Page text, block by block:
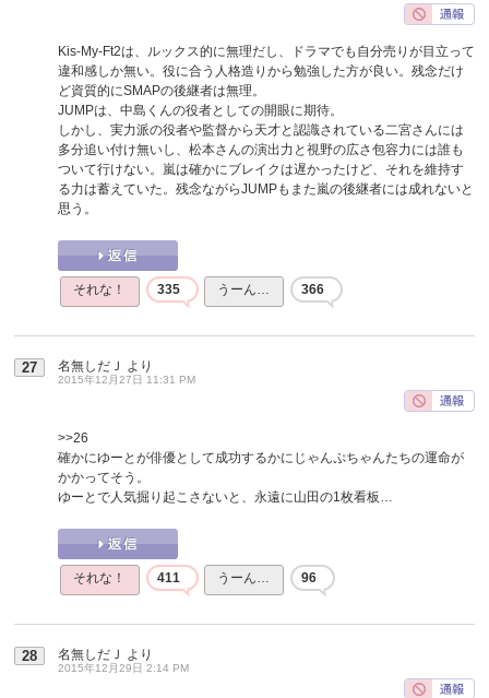
Kis-My-Ft2は、ルックス的に無理だし、ドラマでも自分売りが目立って
違和感しか無い。役に合う人格造りから勉強した方が良い。残念だけ
ど資質的にSMAPの後継者は無理。
JUMPは、中島くんの役者としての開眼に期待。
しかし、実力派の役者や監督から天才と認識されている二宮さんには
多分追い付け無いし、松本さんの演出力と視野の広さ包容力には誰も
ついて行けない。嵐は確かにブレイクは遅かったけど、それを維持す
る力は蓄えていた。残念ながらJUMPもまた嵐の後継者には成れないと
思う。
それな！ 335 うーん… 366
27 名無しだＪ より
2015年12月27日 11:31 PM
>>26
確かにゆーとが俳優として成功するかにじゃんぷちゃんたちの運命が
かかってそう。
ゆーとで人気掘り起こさないと、永遠に山田の1枚看板…
それな！ 411 うーん… 96
28 名無しだＪ より
2015年12月29日 2:14 PM